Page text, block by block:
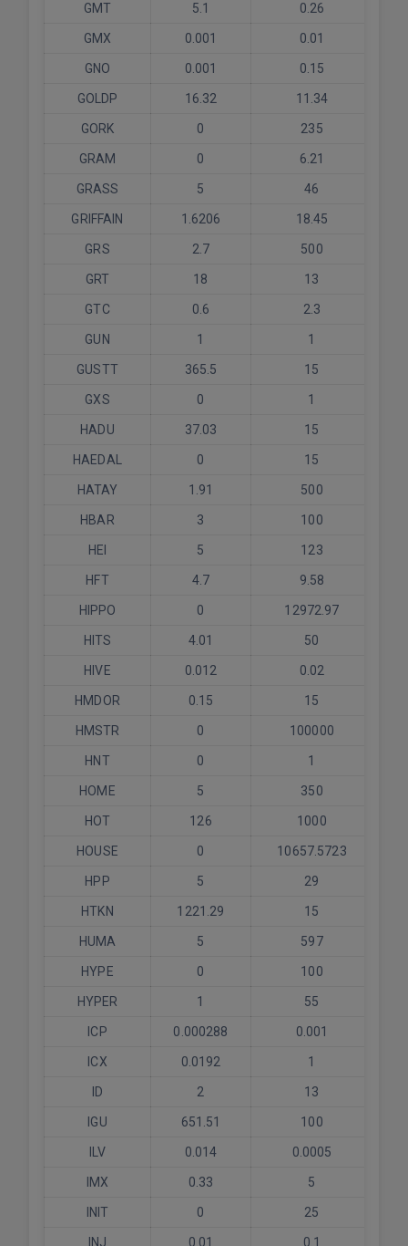
GMT 5.1 0.26
GMX 0.001 0.01
GNO 0.001 0.15
GOLDP 16.32 11.34
GORK 0 235
GRAM 0 6.21
GRASS 5 46
GRIFFAIN 1.6206 18.45
GRS 2.7 500
GRT 18 13
GTC 0.6 2.3
GUN 1 1
GUSTT 365.5 15
GXS 0 1
HADU 37.03 15
HAEDAL 0 15
HATAY 1.91 500
HBAR 3 100
HEI 5 123
HFT 4.7 9.58
HIPPO 0 12972.97
HITS 4.01 50
HIVE 0.012 0.02
HMDOR 0.15 15
HMSTR 0 100000
HNT 0 1
HOME 5 350
HOT 126 1000
HOUSE 0 10657.5723
HPP 5 29
HTKN 1221.29 15
HUMA 5 597
HYPE 0 100
HYPER 1 55
ICP 0.000288 0.001
ICX 0.0192 1
ID 2 13
IGU 651.51 100
ILV 0.014 0.0005
IMX 0.33 5
INIT 0 25
INJ 0.01 0.1